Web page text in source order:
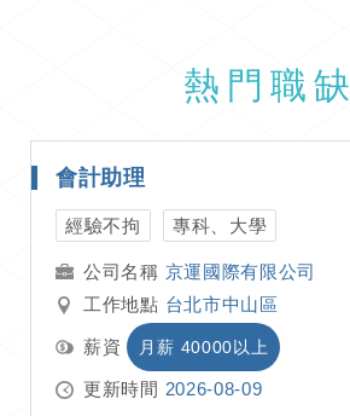
熱門職缺
會計助理
經驗不拘 專科、大學
京運國際有限公司
工作地點 台北市中山區
薪資 月薪 40000以上
更新時間 2026-08-09